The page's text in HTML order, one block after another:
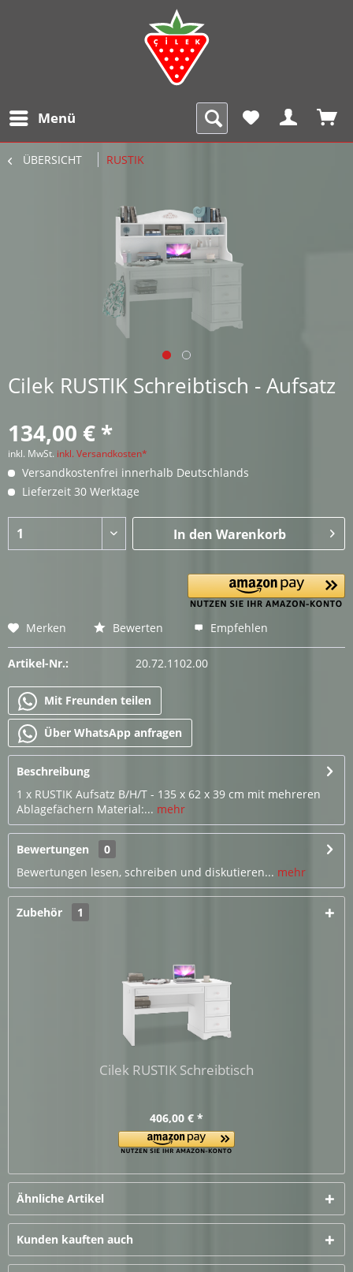
Menü
ÜBERSICHT RUSTIK
Cilek RUSTIK Schreibtisch - Aufsatz
134,00 € *
inkl. MwSt. inkl. Versandkosten*
Versandkostenfrei innerhalb Deutschlands
Lieferzeit 30 Werktage
In den Warenkorb
Merken Bewerten Empfehlen
Artikel-Nr.: 20.72.1102.00
Mit Freunden teilen
Über WhatsApp anfragen
Beschreibung
1 x RUSTIK Aufsatz B/H/T - 135 x 62 x 39 cm mit mehreren
Ablagefächern Material:... mehr
Bewertungen
0
Bewertungen lesen, schreiben und diskutieren... mehr
Zubehör 1
Cilek RUSTIK Schreibtisch
406,00 € *
Ähnliche Artikel
Kunden kauften auch